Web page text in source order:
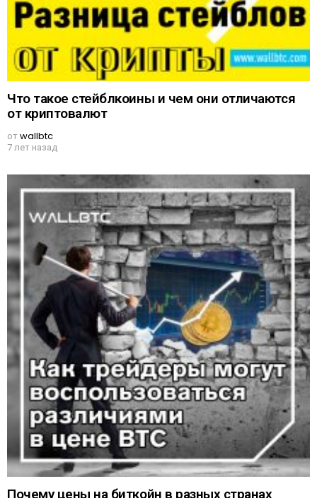
Что такое стейблкоины и чем они отличаются
от криптовалют
отwallbtc
7 лет назад